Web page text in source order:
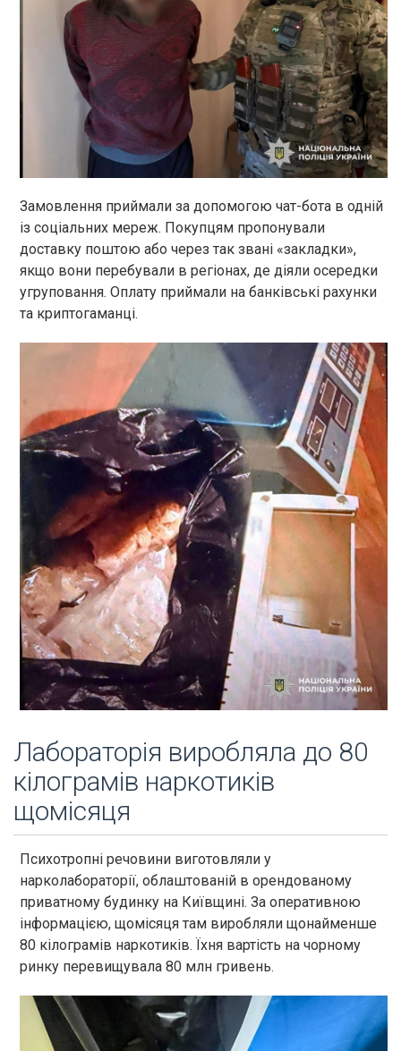
Замовлення приймали за допомогою чат-бота в одній
із соціальних мереж. Покупцям пропонували
доставку поштою або через так звані «закладки»,
якщо вони перебували в регіонах, де діяли осередки
угруповання. Оплату приймали на банківські рахунки
та криптогаманці.
Лабораторія виробляла до 80
кілограмів наркотиків
щомісяця
Психотропні речовини виготовляли у
нарколабораторії, облаштованій в орендованому
приватному будинку на Київщині. За оперативною
інформацією, щомісяця там виробляли щонайменше
80 кілограмів наркотиків. Їхня вартість на чорному
ринку перевищувала 80 млн гривень.